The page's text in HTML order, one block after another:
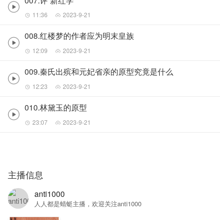
11:36 2023-9-21
008.红楼梦的作者应为明末皇族
12:09 2023-9-21
009.秦氏出殡和元妃省亲的原型究竟是什么
12:23 2023-9-21
010.林黛玉的原型
23:07 2023-9-21
主播信息
anti1000
人人都是蜻蜓主播，欢迎关注anti1000